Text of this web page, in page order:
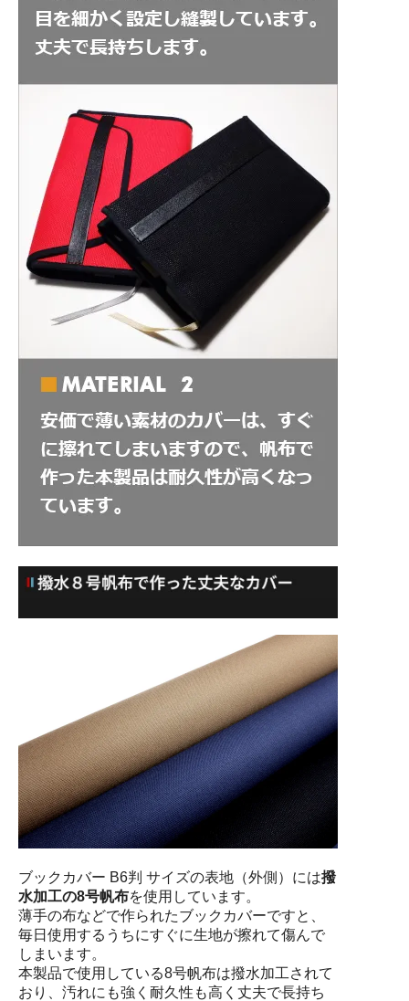
ブックカバー B6判 サイズの表地（外側）には撥
水加工の8号帆布を使用しています。
薄手の布などで作られたブックカバーですと、
毎日使用するうちにすぐに生地が擦れて傷んで
しまいます。
本製品で使用している8号帆布は撥水加工されて
おり、汚れにも強く耐久性も高く丈夫で長持ち